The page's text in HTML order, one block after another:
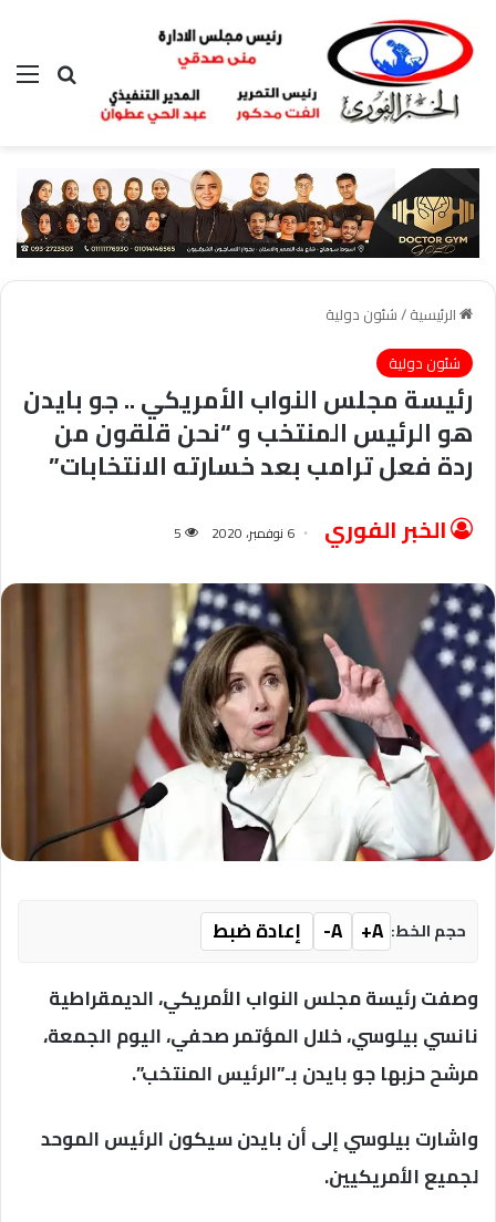
بحث عن
الرئيسية/شئون دولية
شئون دولية
رئيسة مجلس النواب الأمريكي .. جو بايدن
هو الرئيس المنتخب و “نحن قلقون من
ردة فعل ترامب بعد خسارته الانتخابات”
الخبر الفوري 6 نوفمبر، 2020 5
حجم الخط: A+
A-
إعادة ضبط
وصفت رئيسة مجلس النواب الأمريكي، الديمقراطية
نانسي بيلوسي، خلال المؤتمر صحفي، اليوم الجمعة،
مرشح حزبها جو بايدن بـ”الرئيس المنتخب”.
واشارت بيلوسي إلى أن بايدن سيكون الرئيس الموحد
لجميع الأمريكيين.